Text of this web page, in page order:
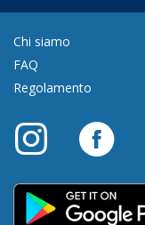
Chi siamo
FAQ
Regolamento